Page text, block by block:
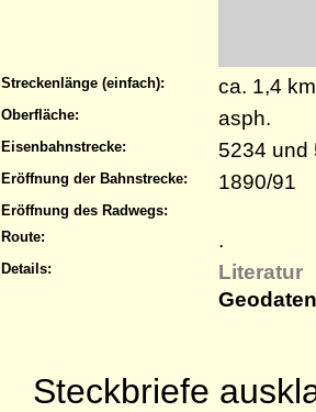
Streckenlänge (einfach): ca. 1,4
Oberfläche: asph.
Eisenbahnstrecke: 5234 und
Eröffnung der Bahnstrecke: 1890/91
Eröffnung des Radwegs:
Route:
.
Details:
Literatur
Steckbriefe